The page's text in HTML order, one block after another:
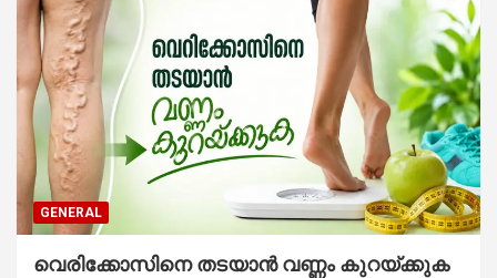
GENERAL
വെരിക്കോസിനെ തടയാൻ വണ്ണം കുറയ്ക്കുക